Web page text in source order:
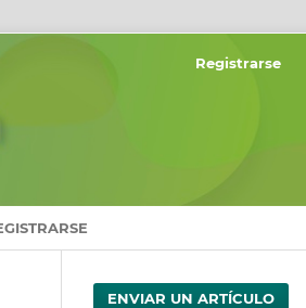
Registrarse
ENVIAR UN ARTÍCULO